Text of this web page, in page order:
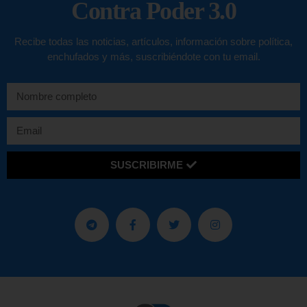
Contra Poder 3.0
Recibe todas las noticias, artículos, información sobre política,
enchufados y más, suscribiéndote con tu email.
SUSCRIBIRME